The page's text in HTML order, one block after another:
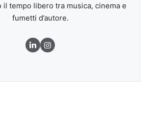
il tempo libero tra musica, cinema e
fumetti d’autore.